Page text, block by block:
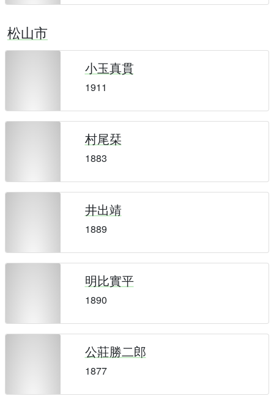
松山市
小玉真貫
1911
村尾栞
1883
井出靖
1889
明比實平
1890
公莊勝二郎
1877